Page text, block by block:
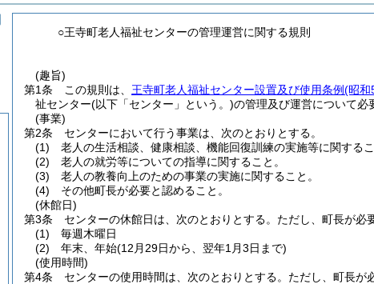
○王寺町老人福祉センターの管理運営に関する規則
(趣旨)
第1条
この規則は、 王寺町老人福祉センター設置及び使用条例(昭和
祉センター(以下「センター」という。)の管理及び運営について必
(事業)
第2条
センターにおいて行う事業は、次のとおりとする。
(1)
老人の生活相談、健康相談、機能回復訓練の実施等に関するこ
(2)
老人の就労等についての指導に関すること。
(3)
老人の教養向上のための事業の実施に関すること。
(4)
その他町長が必要と認めること。
(休館日)
第3条
センターの休館日は、次のとおりとする。 ただし、町長が必
(1)
毎週木曜日
(2)
年末、年始(12月29日から、翌年1月3日まで)
(使用時間)
第4条
センターの使用時間は、次のとおりとする。 ただし、町長が